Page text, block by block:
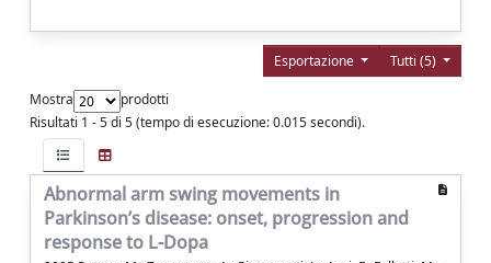
Tutti (5)
Esportazione
Mostra
prodotti
Risultati 1 - 5 di 5 (tempo di esecuzione: 0.015 secondi).
Abnormal arm swing movements in
Parkinson’s disease: onset, progression and
response to L-Dopa